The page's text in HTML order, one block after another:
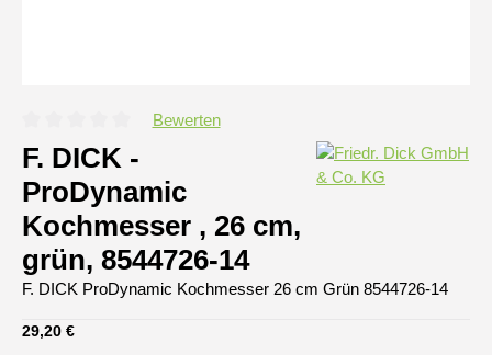
Durchschnittliche Bewertung von 0 von 5 Sternen
Bewerten
F. DICK -
ProDynamic
Kochmesser , 26 cm,
grün, 8544726-14
F. DICK ProDynamic Kochmesser 26 cm Grün 8544726-14
Regulärer Preis:
29,20 €